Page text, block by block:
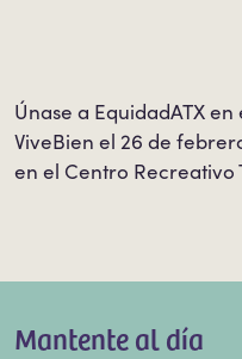
Únase a EquidadATX
ViveBien el 26 de
en el Centro Recreativo
Mantente al día